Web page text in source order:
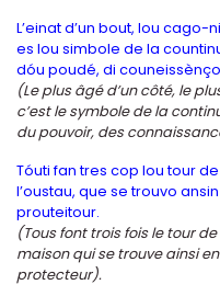
L’einat d’un bout, lou cago-
es lou simbole de la
dóu poudé, di
(Le plus âgé d’un côté, le
c’est le symbole de la
du pouvoir, des
Tóuti fan tres cop lou tour
l’oustau, que se trouvo
prouteitour.
(Tous font trois fois le tour
maison qui se trouve ainsi
protecteur).